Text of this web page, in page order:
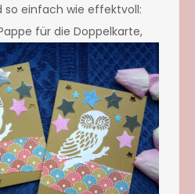
so einfach wie effektvoll:
für die Doppelkarte,